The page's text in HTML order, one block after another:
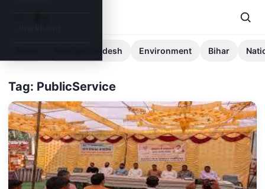
Madhya Pradesh Environment Bihar
Tag: PublicService